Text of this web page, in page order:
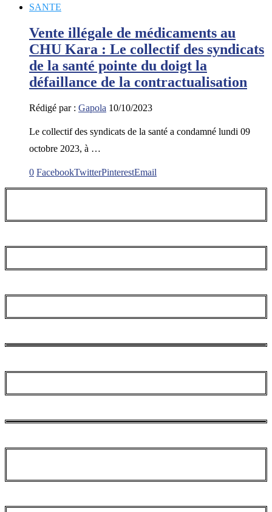
SANTE
Vente illégale de médicaments au
CHU Kara : Le collectif des syndicats
de la santé pointe du doigt la
défaillance de la contractualisation
Rédigé par : Gapola 10/10/2023
Le collectif des syndicats de la santé a condamné lundi 09
octobre 2023, à …
0 FacebookTwitterPinterestEmail